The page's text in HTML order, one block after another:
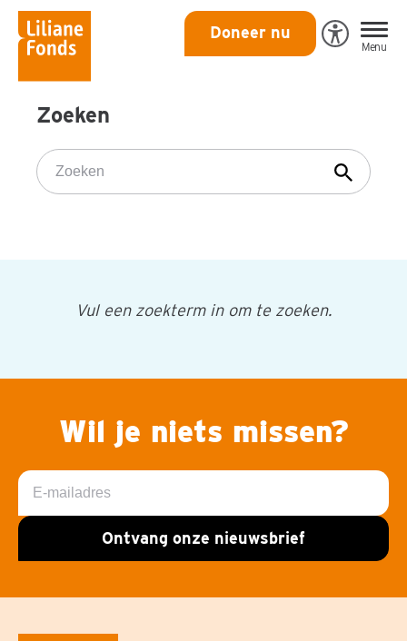
Liliane
Fonds
Doneer nu
Open
Menu
Zoeken
Zoeken
Vul een zoekterm in om te zoeken.
Wil je niets missen?
E-
mailadres
Ontvang onze nieuwsbrief